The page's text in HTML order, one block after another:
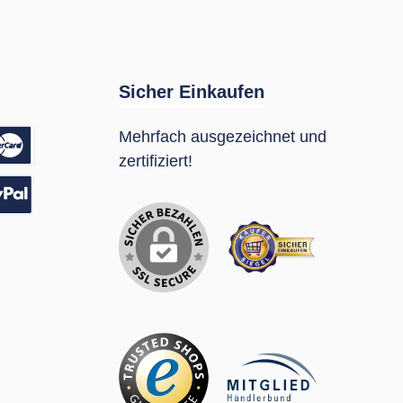
Sicher Einkaufen
Mehrfach ausgezeichnet und
zertifiziert!